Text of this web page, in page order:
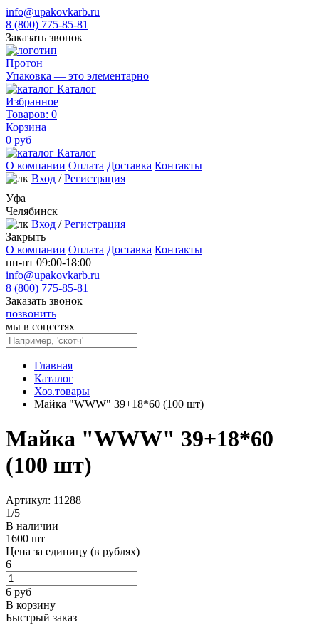
info@upakovkarb.ru
8 (800) 775-85-81
Заказать звонок
Протон
Упаковка — это элементарно
Каталог
Избранное
Товаров: 0
Корзина
0 руб
Каталог
О компании Оплата Доставка Контакты
Вход / Регистрация
Уфа
Челябинск
Вход / Регистрация
Закрыть
О компании Оплата Доставка Контакты
пн-пт 09:00-18:00
info@upakovkarb.ru
8 (800) 775-85-81
Заказать звонок
позвонить
мы в соцсетях
Главная
Каталог
Хоз.товары
Майка "WWW" 39+18*60 (100 шт)
Майка "WWW" 39+18*60
(100 шт)
Артикул: 11288
1/5
В наличии
1600 шт
Цена за единицу (в рублях)
6
6 руб
В корзину
Быстрый заказ